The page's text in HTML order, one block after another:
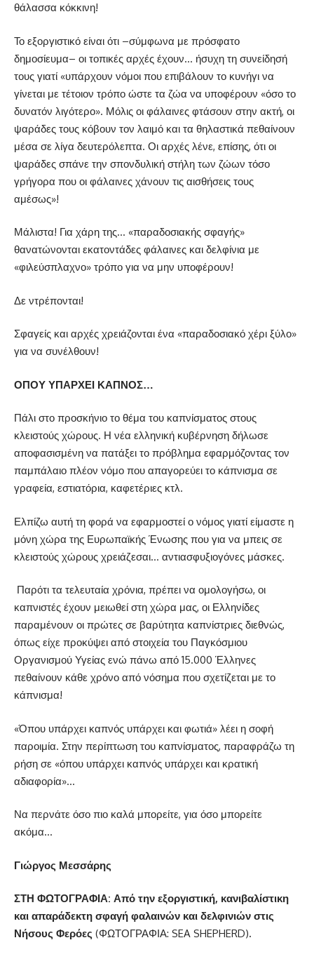
θάλασσα κόκκινη!
Το εξοργιστικό είναι ότι –σύμφωνα με πρόσφατο
δημοσίευμα– οι τοπικές αρχές έχουν… ήσυχη τη συνείδησή
τους γιατί «υπάρχουν νόμοι που επιβάλουν το κυνήγι να
γίνεται με τέτοιον τρόπο ώστε τα ζώα να υποφέρουν «όσο το
δυνατόν λιγότερο». Μόλις οι φάλαινες φτάσουν στην ακτή, οι
ψαράδες τους κόβουν τον λαιμό και τα θηλαστικά πεθαίνουν
μέσα σε λίγα δευτερόλεπτα. Οι αρχές λένε, επίσης, ότι οι
ψαράδες σπάνε την σπονδυλική στήλη των ζώων τόσο
γρήγορα που οι φάλαινες χάνουν τις αισθήσεις τους
αμέσως»!
Μάλιστα! Για χάρη της… «παραδοσιακής σφαγής»
θανατώνονται εκατοντάδες φάλαινες και δελφίνια με
«φιλεύσπλαχνο» τρόπο για να μην υποφέρουν!
Δε ντρέπονται!
Σφαγείς και αρχές χρειάζονται ένα «παραδοσιακό χέρι ξύλο»
για να συνέλθουν!
ΟΠΟΥ ΥΠΑΡΧΕΙ ΚΑΠΝΟΣ…
Πάλι στο προσκήνιο το θέμα του καπνίσματος στους
κλειστούς χώρους. Η νέα ελληνική κυβέρνηση δήλωσε
αποφασισμένη να πατάξει το πρόβλημα εφαρμόζοντας τον
παμπάλαιο πλέον νόμο που απαγορεύει το κάπνισμα σε
γραφεία, εστιατόρια, καφετέριες κτλ.
Ελπίζω αυτή τη φορά να εφαρμοστεί ο νόμος γιατί είμαστε η
μόνη χώρα της Ευρωπαϊκής Ένωσης που για να μπεις σε
κλειστούς χώρους χρειάζεσαι… αντιασφυξιογόνες μάσκες.
Παρότι τα τελευταία χρόνια, πρέπει να ομολογήσω, οι
καπνιστές έχουν μειωθεί στη χώρα μας, οι Ελληνίδες
παραμένουν οι πρώτες σε βαρύτητα καπνίστριες διεθνώς,
όπως είχε προκύψει από στοιχεία του Παγκόσμιου
Οργανισμού Υγείας ενώ πάνω από 15.000 Έλληνες
πεθαίνουν κάθε χρόνο από νόσημα που σχετίζεται με το
κάπνισμα!
«Όπου υπάρχει καπνός υπάρχει και φωτιά» λέει η σοφή
παροιμία. Στην περίπτωση του καπνίσματος, παραφράζω τη
ρήση σε «όπου υπάρχει καπνός υπάρχει και κρατική
αδιαφορία»…
Να περνάτε όσο πιο καλά μπορείτε, για όσο μπορείτε
ακόμα…
Γιώργος Μεσσάρης
ΣΤΗ ΦΩΤΟΓΡΑΦΙΑ: Από την εξοργιστική, κανιβαλίστικη
και απαράδεκτη σφαγή φαλαινών και δελφινιών στις
Νήσους Φερόες (ΦΩΤΟΓΡΑΦΙΑ: SEA SHEPHERD).